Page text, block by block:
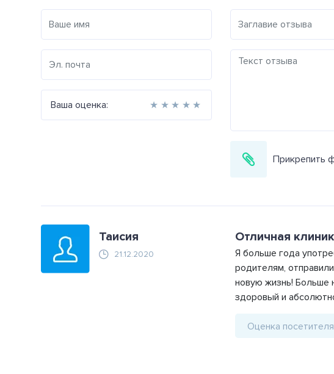
Ваша оценка: ★
★
★
★
★
Прикрепить
Таисия
21.12.2020
Отличная
Я больше года
родителям,
новую жизнь! Больше
здоровый и
Оценка